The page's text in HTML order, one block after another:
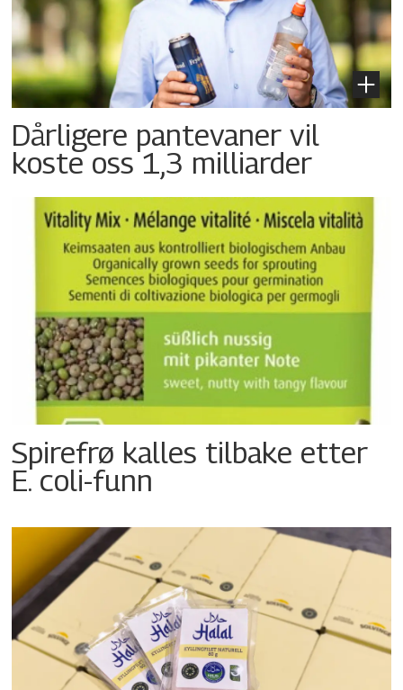
Dårligere pantevaner vil
koste oss 1,3 milliarder
Spirefrø kalles tilbake etter
E. coli-funn